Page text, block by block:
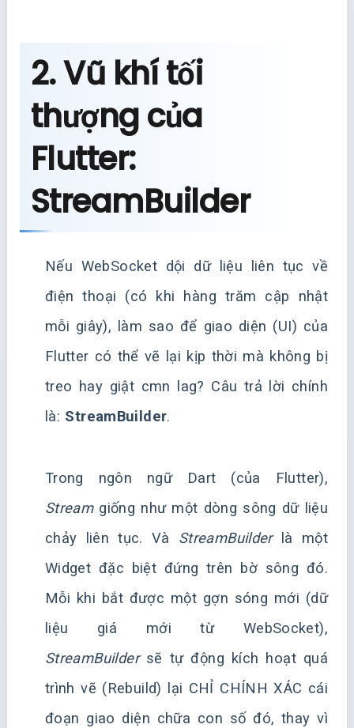
2. Vũ khí tối
thượng của
Flutter:
StreamBuilder
Nếu WebSocket dội dữ liệu liên tục về
điện thoại (có khi hàng trăm cập nhật
mỗi giây), làm sao để giao diện (UI) của
Flutter có thể vẽ lại kịp thời mà không bị
treo hay giật cmn lag? Câu trả lời chính
là: StreamBuilder.
Trong ngôn ngữ Dart (của Flutter),
Streamgiống như một dòng sông dữ liệu
chảy liên tục. Và StreamBuilderlà một
Widget đặc biệt đứng trên bờ sông đó.
Mỗi khi bắt được một gợn sóng mới (dữ
liệu giá mới từ WebSocket),
StreamBuildersẽ tự động kích hoạt quá
trình vẽ (Rebuild) lại CHỈ CHÍNH XÁC cái
đoạn giao diện chữa con số đó, thay vì